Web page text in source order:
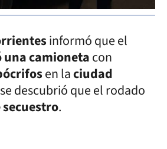
informó que el
una camionetacon
en laciudad
descubrió que el rodado
.